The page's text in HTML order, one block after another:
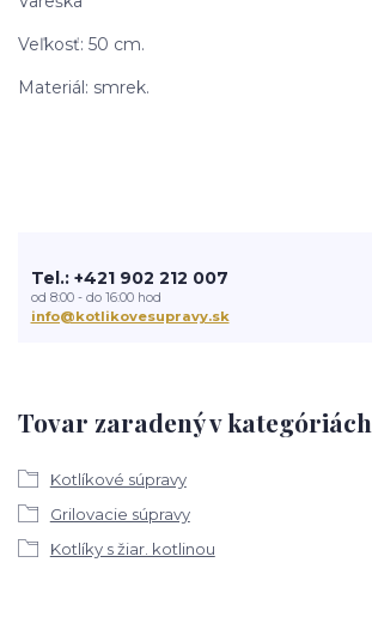
Veľkosť: 50 cm.
Materiál: smrek.
Tovar zaradený v kategóriách
Kotlíkové súpravy
Grilovacie súpravy
Kotlíky s žiar. kotlinou
Tel.: +421 902 212 007
od 8:00 - do 16:00 hod
info@kotlikovesupravy.sk